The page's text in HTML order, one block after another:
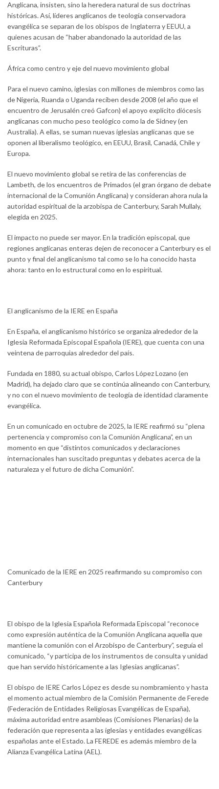
Anglicana, insisten, sino la heredera natural de sus doctrinas
históricas. Así, líderes anglicanos de teología conservadora
evangélica se separan de los obispos de Inglaterra y EEUU, a
quienes acusan de “haber abandonado la autoridad de las
Escrituras”.
África como centro y eje del nuevo movimiento global
Para el nuevo camino, iglesias con millones de miembros como las
de Nigeria, Ruanda o Uganda reciben desde 2008 (el año que el
encuentro de Jerusalén creó Gafcon) el apoyo explícito diócesis
anglicanas con mucho peso teológico como la de Sidney (en
Australia). A ellas, se suman nuevas iglesias anglicanas que se
oponen al liberalismo teológico, en EEUU, Brasil, Canadá, Chile y
Europa.
El nuevo movimiento global se retira de las conferencias de
Lambeth, de los encuentros de Primados (el gran órgano de debate
internacional de la Comunión Anglicana) y consideran ahora nula la
autoridad espiritual de la arzobispa de Canterbury, Sarah Mullaly,
elegida en 2025.
El impacto no puede ser mayor. En la tradición episcopal, que
regiones anglicanas enteras dejen de reconocer a Canterbury es el
punto y final del anglicanismo tal como se lo ha conocido hasta
ahora: tanto en lo estructural como en lo espiritual.
El anglicanismo de la IERE en España
En España, el anglicanismo histórico se organiza alrededor de la
Iglesia Reformada Episcopal Española (IERE), que cuenta con una
veintena de parroquias alrededor del país.
Fundada en 1880, su actual obispo, Carlos López Lozano (en
Madrid), ha dejado claro que se continúa alineando con Canterbury,
y no con el nuevo movimiento de teología de identidad claramente
evangélica.
En un comunicado en octubre de 2025, la IERE reafirmó su “plena
pertenencia y compromiso con la Comunión Anglicana”, en un
momento en que “distintos comunicados y declaraciones
internacionales han suscitado preguntas y debates acerca de la
naturaleza y el futuro de dicha Comunión”.
Comunicado de la IERE en 2025 reafirmando su compromiso con
Canterbury
El obispo de la Iglesia Española Reformada Episcopal “reconoce
como expresión auténtica de la Comunión Anglicana aquella que
mantiene la comunión con el Arzobispo de Canterbury”, seguía el
comunicado, “y participa de los instrumentos de consulta y unidad
que han servido históricamente a las Iglesias anglicanas”.
El obispo de IERE Carlos López es desde su nombramiento y hasta
el momento actual miembro de la Comisión Permanente de Ferede
(Federación de Entidades Religiosas Evangélicas de España),
máxima autoridad entre asambleas (Comisiones Plenarias) de la
federación que representa a las iglesias y entidades evangélicas
españolas ante el Estado. La FEREDE es además miembro de la
Alianza Evangélica Latina (AEL).